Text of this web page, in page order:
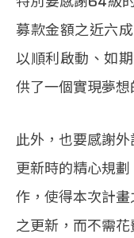
募款金額之近六
以順利啟動、如
供了一個實現夢想
此外，也要感謝
更新時的精心規
作，使得本次計
之更新，而不需